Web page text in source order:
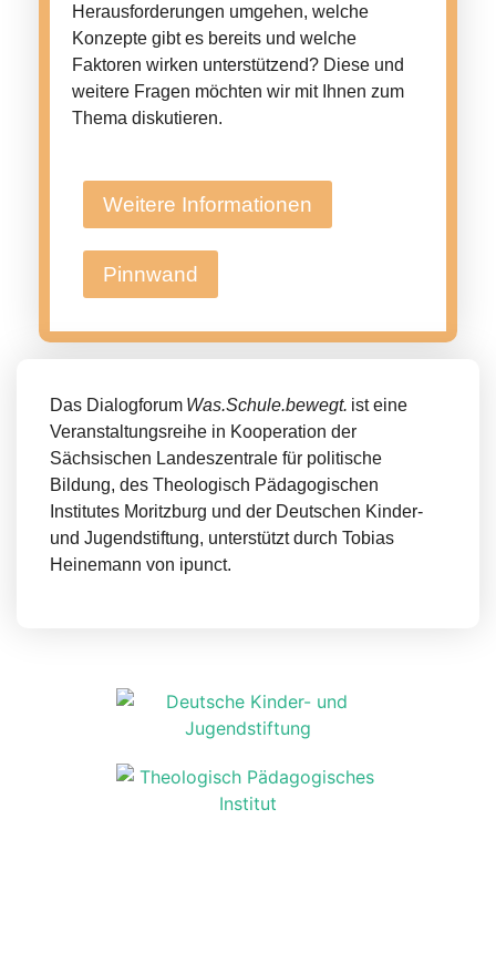
Herausforderungen umgehen, welche
Konzepte gibt es bereits und welche
Faktoren wirken unterstützend? Diese und
weitere Fragen möchten wir mit Ihnen zum
Thema diskutieren.
Weitere Informationen
Pinnwand
Das Dialogforum Was.Schule.bewegt. ist eine
Veranstaltungsreihe in Kooperation der
Sächsischen Landeszentrale für politische
Bildung, des Theologisch Pädagogischen
Institutes Moritzburg und der Deutschen Kinder-
und Jugendstiftung, unterstützt durch Tobias
Heinemann von ipunct.